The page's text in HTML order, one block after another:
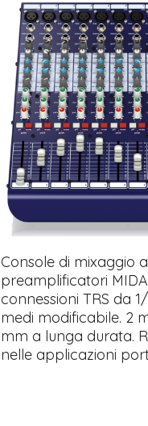
Console di mixaggio
preamplificatori
connessioni TRS da
medi modificabile. 2
mm a lunga durata.
nelle applicazioni